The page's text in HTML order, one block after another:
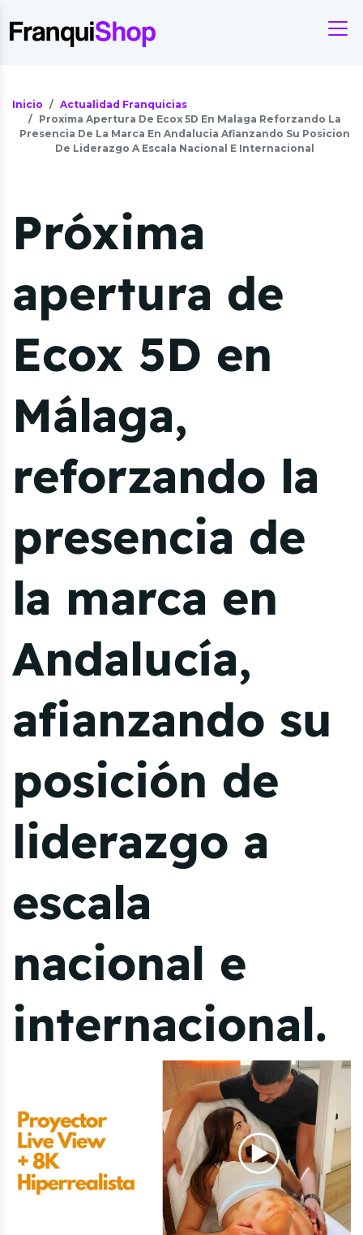
Inicio
Actualidad Franquicias
Proxima Apertura De Ecox 5D En Malaga Reforzando La
Presencia De La Marca En Andalucia Afianzando Su Posicion
De Liderazgo A Escala Nacional E Internacional
Próxima
apertura de
Ecox 5D en
Málaga,
reforzando la
presencia de
la marca en
Andalucía,
afianzando su
posición de
liderazgo a
escala
nacional e
internacional.